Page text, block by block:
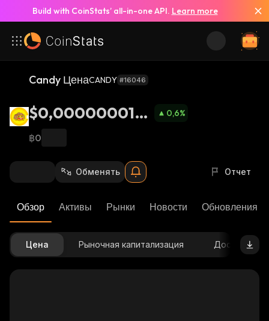
Build with CoinStats’ all-in-one API. Learn more
Candy ЦенаCANDY #16046
$0,0000000166
3
0,6%
฿0
Обменять Отчет
Обзор Активы Рынки Новости Обновления
Цена Рыночная капитализация Доступное